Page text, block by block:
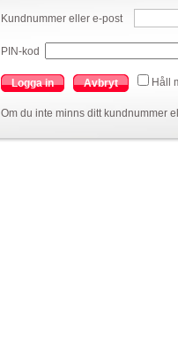
Kundnummer eller e-post
PIN-kod
Logga in Avbryt Håll
Om du inte minns ditt kundnummer